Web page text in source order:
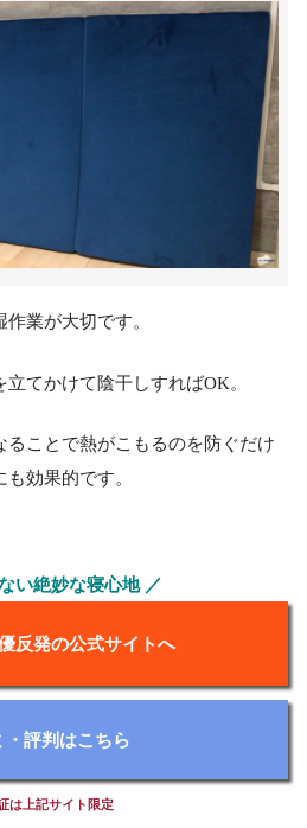
業が大切です。
てかけて陰干しすればOK。
ることで熱がこもるのを防ぐだけ
効果的です。
い絶妙な寝心地 ／
反発の公式サイトへ
・評判はこちら
は上記サイト限定